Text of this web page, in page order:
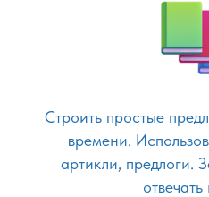
Строить простые
времени.
артикли, предлоги.